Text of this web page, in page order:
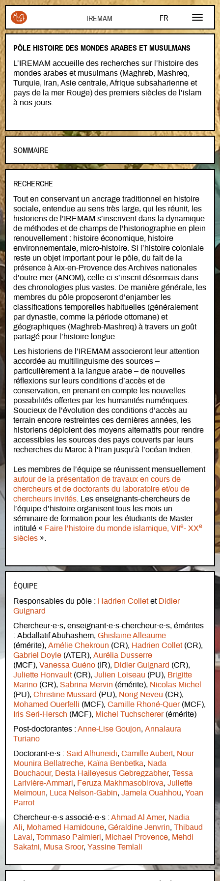
FR
EN
AR
Aller au contenu principal
PÔLE HISTOIRE DES MONDES ARABES ET MUSULMANS
L’IREMAM accueille des recherches sur l’histoire des
mondes arabes et musulmans (Maghreb, Mashreq,
Turquie, Iran, Asie centrale, Afrique subsaharienne et
pays de la mer Rouge) des premiers siècles de l’islam
à nos jours.
SOMMAIRE
RECHERCHE
Recherche
Tout en conservant un ancrage traditionnel en histoire
sociale, entendue au sens très large, qui les réunit, les
historiens de l’IREMAM s’inscrivent dans la dynamique
de méthodes et de champs de l’historiographie en plein
renouvellement : histoire économique, histoire
environnementale, micro-histoire. Si l’histoire coloniale
reste un objet important pour le pôle, du fait de la
présence à Aix-en-Provence des Archives nationales
d’outre-mer (ANOM), celle-ci s’inscrit désormais dans
des chronologies plus vastes. De manière générale, les
membres du pôle proposeront d’enjamber les
classifications temporelles habituelles (généralement
par dynastie, comme la période ottomane) et
géographiques (Maghreb-Mashreq) à travers un goût
partagé pour l’histoire longue.
Les historiens de l’IREMAM associeront leur attention
accordée au multilinguisme des sources –
particulièrement à la langue arabe – de nouvelles
réflexions sur leurs conditions d’accès et de
conservation, en prenant en compte les nouvelles
possibilités offertes par les humanités numériques.
Soucieux de l’évolution des conditions d’accès au
terrain encore restreintes ces dernières années, les
historiens déploient des moyens alternatifs pour rendre
accessibles les sources des pays couverts par leurs
recherches du Maroc à l’Iran jusqu’à l’océan Indien.
Les membres de l’équipe se réunissent mensuellement
autour de la présentation de travaux en cours de
chercheurs et de doctorants du laboratoire et/ou de
chercheurs invités . Les enseignants-chercheurs de
l’équipe d’histoire organisent tous les mois un
séminaire de formation pour les étudiants de Master
intitulé « Faire l’histoire du monde islamique, VII e- XXe
siècles ».
ÉQUIPE
Équipe
Responsables du pôle : Hadrien Colletet Didier
Guignard
Chercheur·e·s, enseignant·e·s-chercheur·e·s, émérites
: Abdallatif Abuhashem, Ghislaine Alleaume
(émérite), Amélie Chekroun (CR), Hadrien Collet(CR),
Gabriel Doyle (ATER), Aurélia Dusserre
(MCF), Vanessa Guéno (IR), Didier Guignard (CR),
Juliette Honvault(CR), Julien Loiseau (PU), Brigitte
Marino (CR), Sabrina Mervin (émérite), Nicolas Michel
(PU), Christine Mussard (PU), Norig Neveu (CR),
Mohamed Ouerfelli (MCF), Camille Rhoné-Quer(MCF),
Iris Seri-Hersch (MCF), Michel Tuchscherer(émérite)
Post-doctorantes : Anne-Lise Goujon, Annalaura
Turiano
Doctorant·e·s : Saïd Alhuneidi, Camille Aubert, Nour
Mounira Bellatreche, Kaïna Benbetka, Nada
Bouchaour, Desta Haileyesus Gebregzabher, Tessa
Larivière-Ammari, Feruza Makhmasobirova, Juliette
Meimoun, Luca Nelson-Gabin, Jamela Ouahhou, Yoan
Parrot
Chercheur·e·s associé·e·s : Ahmad Al Amer, Nadia
Ali, Mohamed Hamidoune, Géraldine Jenvrin, Thibaud
Laval , Tommaso Palmieri, Michael Provence, Mehdi
Sakatni, Musa Sroor, Yassine Temlali